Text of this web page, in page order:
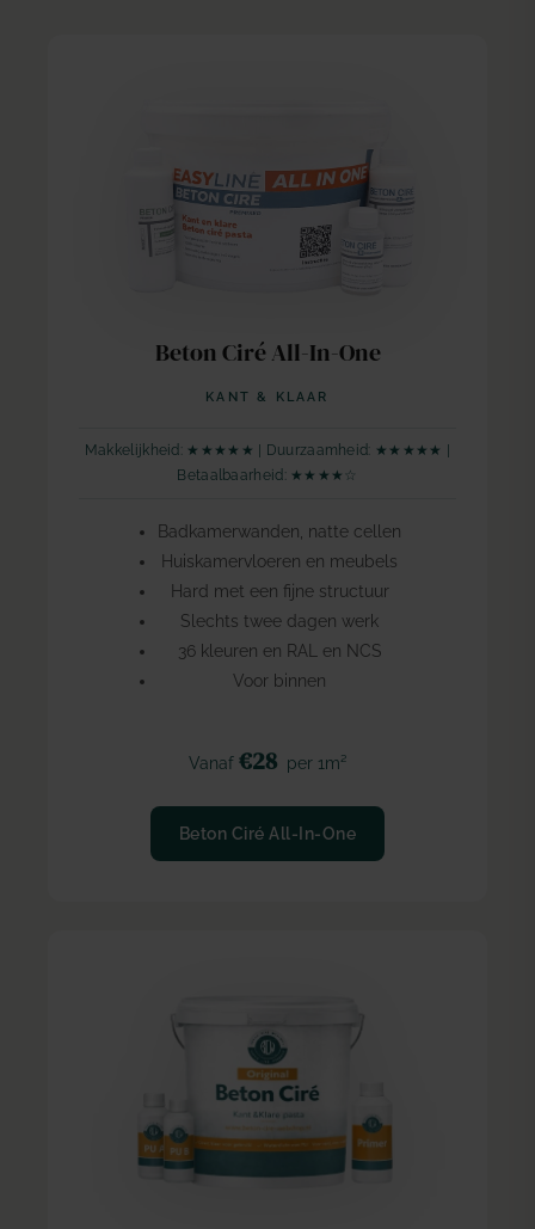
Beton Ciré All-In-One
KANT & KLAAR
Makkelijkheid: ★★★★★ | Duurzaamheid: ★★★★★ |
Betaalbaarheid: ★★★★☆
Badkamerwanden, natte cellen
Huiskamervloeren en meubels
Hard met een fijne structuur
Slechts twee dagen werk
36 kleuren en RAL en NCS
Voor binnen
Vanaf €28 per 1m²
Beton Ciré All-In-One